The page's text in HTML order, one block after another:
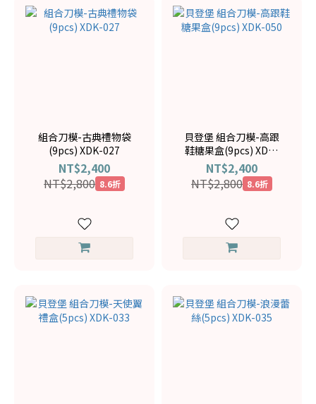
組合刀模-古典禮物袋
(9pcs) XDK-027
NT$2,400
NT$2,800 8.6折
貝登堡 組合刀模-高跟
鞋糖果盒(9pcs) XDK-
050
NT$2,400
NT$2,800 8.6折